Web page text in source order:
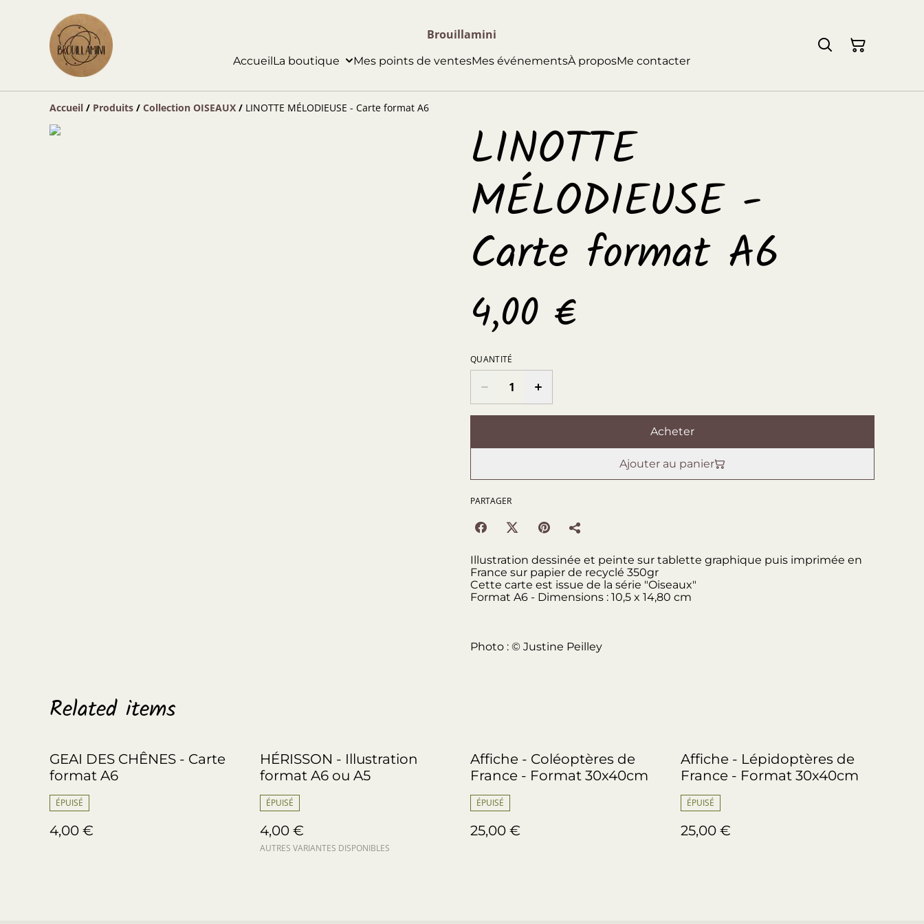
Brouillamini
AccueilLa boutique Mes points de ventesMes événements­À proposMe contacter
Accueil / Produits / Collection OISEAUX / LINOTTE MÉLODIEUSE - Carte format A6
LINOTTE
MÉLODIEUSE -
Carte format A6
4,00 €
QUANTITÉ
Acheter
Ajouter au panier
PARTAGER
Illustration dessinée et peinte sur tablette graphique puis imprimée en
France sur papier de recyclé 350gr
Cette carte est issue de la série "Oiseaux"
Format A6 - Dimensions : 10,5 x 14,80 cm
Photo : © Justine Peilley
Related items
GEAI DES CHÊNES - Carte
format A6
ÉPUISÉ
4,00 €
HÉRISSON - Illustration
format A6 ou A5
ÉPUISÉ
4,00 €
AUTRES VARIANTES DISPONIBLES
Affiche - Coléoptères de
France - Format 30x40cm
ÉPUISÉ
25,00 €
Affiche - Lépidoptères de
France - Format 30x40cm
ÉPUISÉ
25,00 €